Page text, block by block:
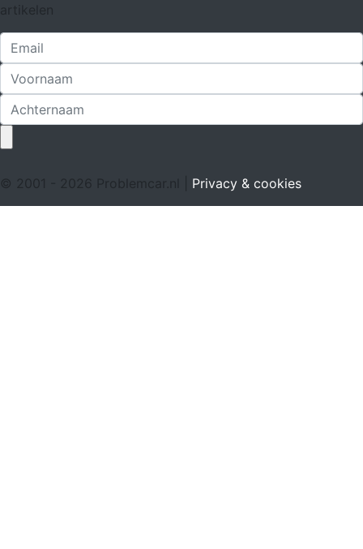
artikelen
© 2001 - 2026 Problemcar.nl | Privacy & cookies